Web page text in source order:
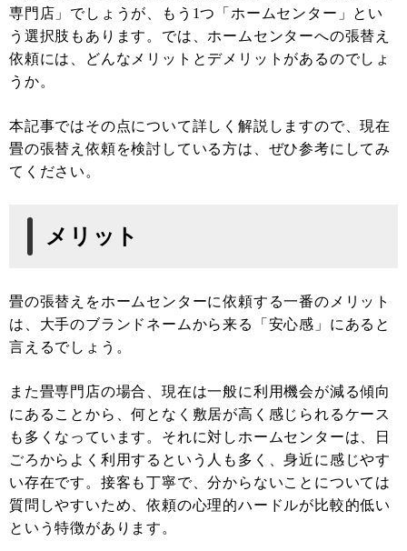
専門店」でしょうが、もう1つ「ホームセンター」とい
う選択肢もあります。では、ホームセンターへの張替え
依頼には、どんなメリットとデメリットがあるのでしょ
うか。
本記事ではその点について詳しく解説しますので、現在
畳の張替え依頼を検討している方は、ぜひ参考にしてみ
てください。
メリット
畳の張替えをホームセンターに依頼する一番のメリット
は、大手のブランドネームから来る「安心感」にあると
言えるでしょう。
また畳専門店の場合、現在は一般に利用機会が減る傾向
にあることから、何となく敷居が高く感じられるケース
も多くなっています。それに対しホームセンターは、日
ごろからよく利用するという人も多く、身近に感じやす
い存在です。接客も丁寧で、分からないことについては
質問しやすいため、依頼の心理的ハードルが比較的低い
という特徴があります。